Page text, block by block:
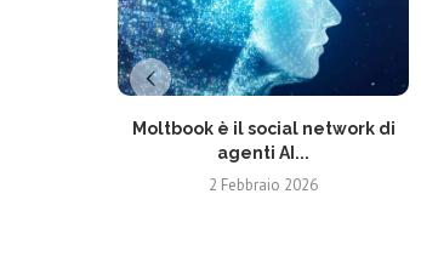
Moltbook è il social network di
agenti AI...
2 Febbraio 2026